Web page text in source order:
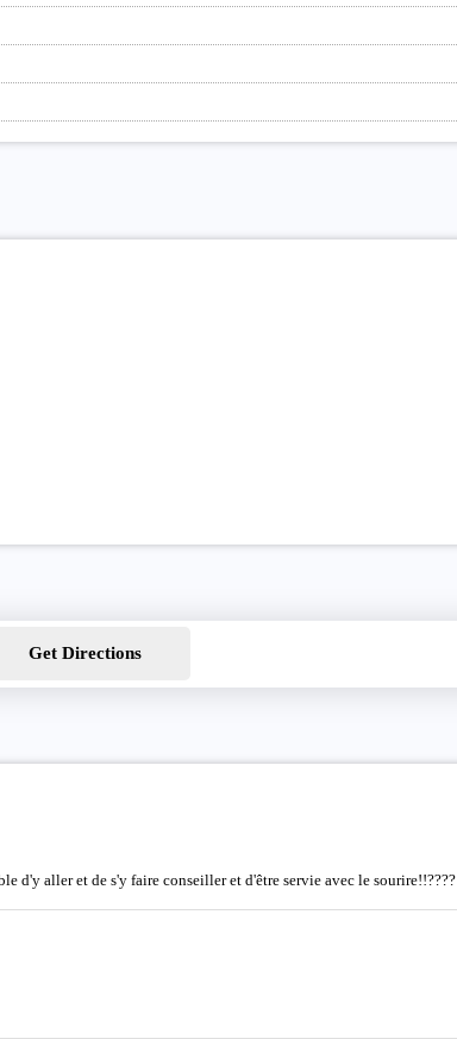
Get Directions
d'y aller et de s'y faire conseiller et d'être servie avec le sourire!!????